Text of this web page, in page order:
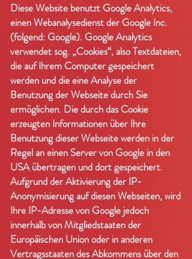
Diese Website benutzt Google Analytics,
einen Webanalysedienst der Google Inc.
(folgend: Google). Google Analytics
verwendet sog. „Cookies“, also Textdateien,
die auf Ihrem Computer gespeichert
werden und die eine Analyse der
Benutzung der Webseite durch Sie
ermöglichen. Die durch das Cookie
erzeugten Informationen über Ihre
Benutzung dieser Webseite werden in der
Regel an einen Server von Google in den
USA übertragen und dort gespeichert.
Aufgrund der Aktivierung der IP-
Anonymisierung auf diesen Webseiten, wird
Ihre IP-Adresse von Google jedoch
innerhalb von Mitgliedstaaten der
Europäischen Union oder in anderen
Vertragsstaaten des Abkommens über den